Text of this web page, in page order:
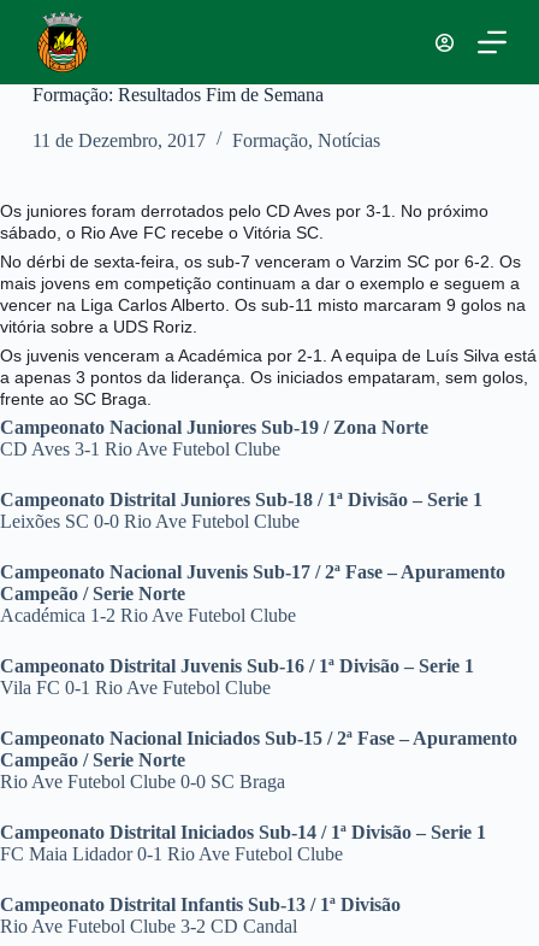
a
o
c
o
n
t
e
ú
d
o
Formação: Resultados Fim de Semana
11 de Dezembro, 2017 Formação, Notícias
Os juniores foram derrotados pelo CD Aves por 3-1. No próximo
sábado, o Rio Ave FC recebe o Vitória SC.
No dérbi de sexta-feira, os sub-7 venceram o Varzim SC por 6-2. Os
mais jovens em competição continuam a dar o exemplo e seguem a
vencer na Liga Carlos Alberto. Os sub-11 misto marcaram 9 golos na
vitória sobre a UDS Roriz.
Os juvenis venceram a Académica por 2-1. A equipa de Luís Silva está
a apenas 3 pontos da liderança. Os iniciados empataram, sem golos,
frente ao SC Braga.
Campeonato Nacional Juniores Sub-19 / Zona Norte
CD Aves 3-1 Rio Ave Futebol Clube
Campeonato Distrital Juniores Sub-18 / 1ª Divisão – Serie 1
Leixões SC 0-0 Rio Ave Futebol Clube
Campeonato Nacional Juvenis Sub-17 / 2ª Fase – Apuramento
Campeão / Serie Norte
Académica 1-2 Rio Ave Futebol Clube
Campeonato Distrital Juvenis Sub-16 / 1ª Divisão – Serie 1
Vila FC 0-1 Rio Ave Futebol Clube
Campeonato Nacional Iniciados Sub-15 / 2ª Fase – Apuramento
Campeão / Serie Norte
Rio Ave Futebol Clube 0-0 SC Braga
Campeonato Distrital Iniciados Sub-14 / 1ª Divisão – Serie 1
FC Maia Lidador 0-1 Rio Ave Futebol Clube
Campeonato Distrital Infantis Sub-13 / 1ª Divisão
Rio Ave Futebol Clube 3-2 CD Candal